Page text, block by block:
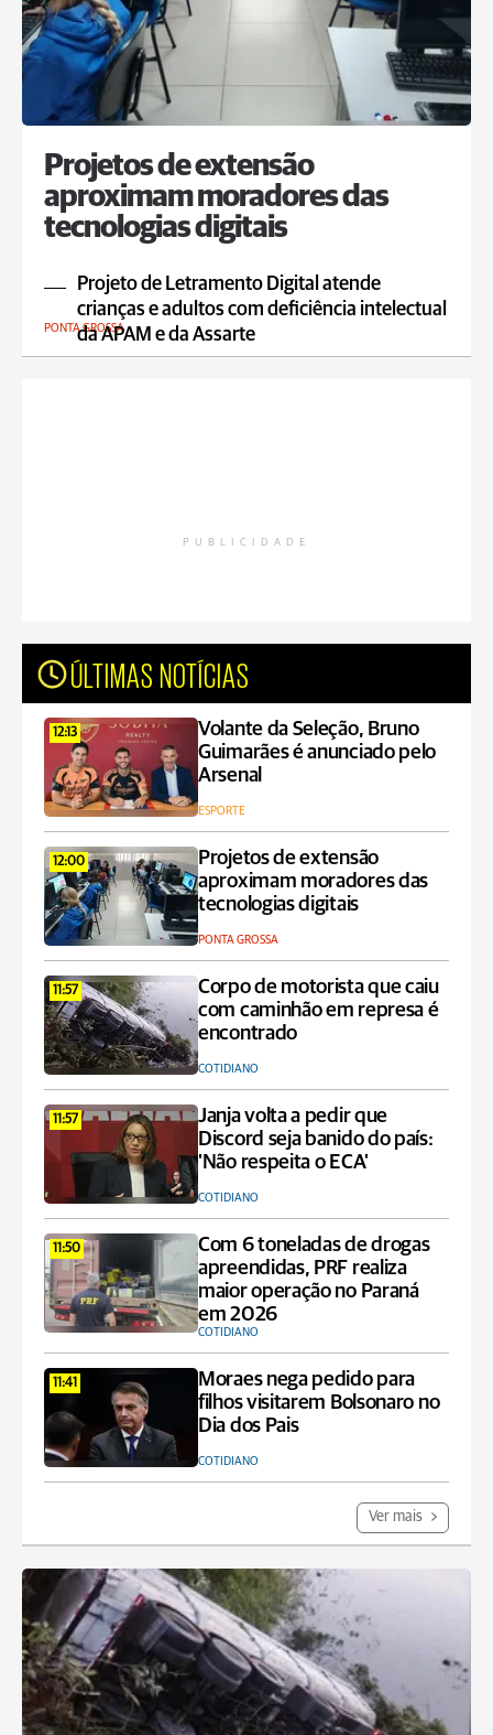
Projetos de extensão
aproximam moradores das
tecnologias digitais
Projeto de Letramento Digital atende
crianças e adultos com deficiência intelectual
da APAM e da Assarte
PONTA GROSSA
PUBLICIDADE
ÚLTIMAS NOTÍCIAS
12:13
Volante da Seleção, Bruno
Guimarães é anunciado pelo
Arsenal
ESPORTE
12:00
Projetos de extensão
aproximam moradores das
tecnologias digitais
PONTA GROSSA
11:57
Corpo de motorista que caiu
com caminhão em represa é
encontrado
COTIDIANO
11:57
Janja volta a pedir que
Discord seja banido do país:
'Não respeita o ECA'
COTIDIANO
11:50
Com 6 toneladas de drogas
apreendidas, PRF realiza
maior operação no Paraná
em 2026
COTIDIANO
11:41
Moraes nega pedido para
filhos visitarem Bolsonaro no
Dia dos Pais
COTIDIANO
Ver mais